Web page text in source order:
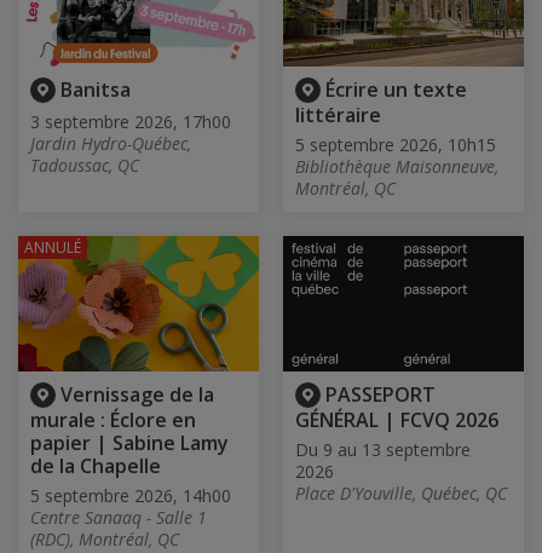
Banitsa
3 septembre 2026, 17h00
Jardin Hydro-Québec,
Tadoussac, QC
Écrire un texte
littéraire
5 septembre 2026, 10h15
Bibliothèque Maisonneuve,
Montréal, QC
Vernissage de la
murale : Éclore en
papier | Sabine Lamy
de la Chapelle
5 septembre 2026, 14h00
Centre Sanaaq - Salle 1
(RDC), Montréal, QC
ANNULÉ
PASSEPORT
GÉNÉRAL | FCVQ 2026
Du 9 au 13 septembre
2026
Place D'Youville, Québec, QC